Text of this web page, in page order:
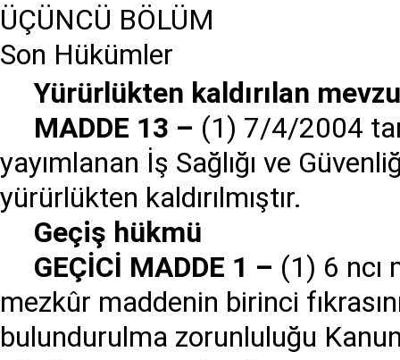
ÜÇÜNCÜ BÖLÜM
Son Hükümler
Yürürl ükten kald ırı lan
MADDE 13 – (1) 7/4/2004
yayımlanan İş Sağlığı ve
yürürlükten kaldırılmıştır.
Geçiş hükmü
GEÇİCİ MADDE 1 – (1) 6 ncı
mezkûr maddenin birinci
bulundurulma zorunluluğu